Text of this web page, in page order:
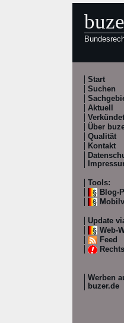
Start
Suchen
Aktuell
Verkündet
Über
Qualität
Kontakt
Tools:
Blog-
Update
Web-
Feed
Werben
buzer.de